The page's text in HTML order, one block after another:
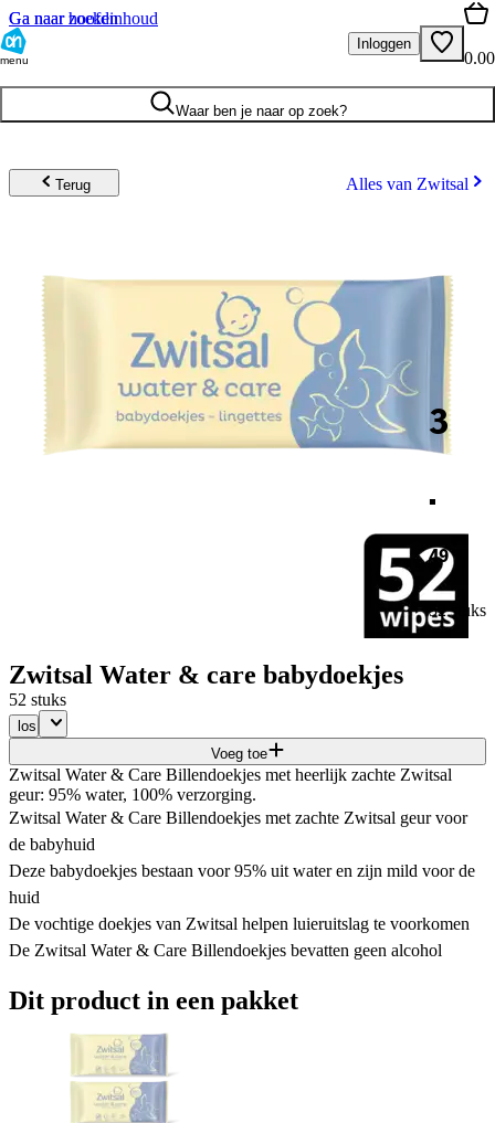
Ga naar hoofdinhoud
Ga naar zoeken
menu
Inloggen
0.00
Waar ben je naar op zoek?
Terug Alles van Zwitsal
3
.
49
52 stuks
Zwitsal Water & care babydoekjes
52 stuks
los
Voeg toe
Zwitsal Water & Care Billendoekjes met heerlijk zachte Zwitsal
geur: 95% water, 100% verzorging.
Zwitsal Water & Care Billendoekjes met zachte Zwitsal geur voor
de babyhuid
Deze babydoekjes bestaan voor 95% uit water en zijn mild voor de
huid
De vochtige doekjes van Zwitsal helpen luieruitslag te voorkomen
De Zwitsal Water & Care Billendoekjes bevatten geen alcohol
Dit product in een pakket